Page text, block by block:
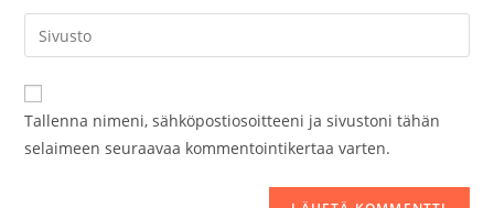
kommentoidaksesi
Kirjoita
sivustosi
verkko-
osoite/URL
Tallenna nimeni, sähköpostiosoitteeni ja sivustoni tähän
selaimeen seuraavaa kommentointikertaa varten.